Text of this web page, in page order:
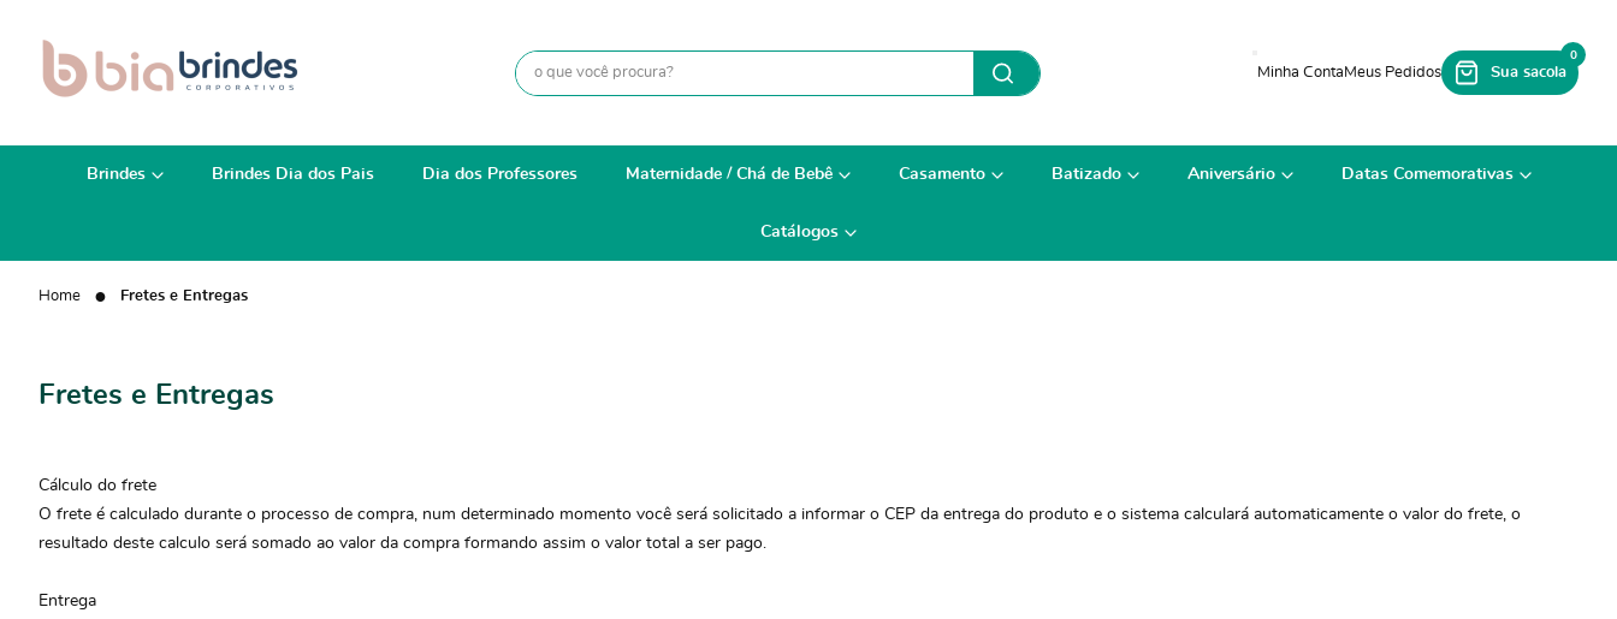
0
Brindes Brindes Dia dos Pais Dia dos Professores Maternidade / Chá de Bebê Casamento Batizado Aniversário Datas Comemorativas
Catálogos
Home Fretes e Entregas
Fretes e Entregas
Cálculo do frete
O frete é calculado durante o processo de compra, num determinado momento você será solicitado a informar o CEP da entrega do produto e o sistema calculará automaticamente o valor do frete, o
resultado deste calculo será somado ao valor da compra formando assim o valor total a ser pago.
Entrega